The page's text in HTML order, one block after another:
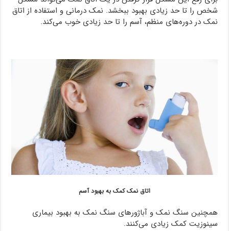
شخص را تا حد زیادی بهبود ببخشد. نمک درمانی و استفاده از اتاق
نمک در دوره‌های منظم، آسم را تا حد زیادی خوب می‌کند.
اتاق نمک کمک به بهبود آسم
همچنین سنگ نمک و آباژورهای سنگ نمک به بهبود بیماری
سینوزیت کمک زیادی می‌کنند.